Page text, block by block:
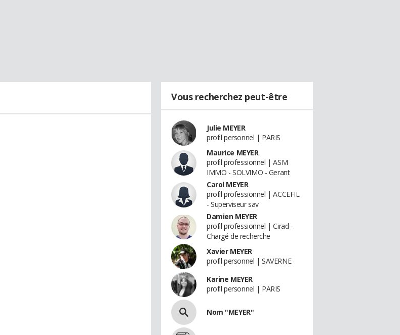
Vous recherchez peut-être
Julie MEYER
profil personnel | PARIS
Maurice MEYER
profil professionnel | ASM
IMMO - SOLVIMO - Gerant
Carol MEYER
profil professionnel | ACCEFIL
- Superviseur sav
Damien MEYER
profil professionnel | Cirad -
Chargé de recherche
Xavier MEYER
profil personnel | SAVERNE
Karine MEYER
profil personnel | PARIS
Nom "MEYER"